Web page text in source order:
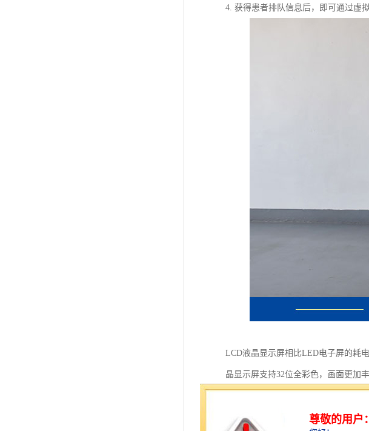
4. 获得患者排队信息后，即可通过虚
LCD液晶显示屏相比LED电子屏的耗
晶显示屏支持32位全彩色，画面更加
屏支持文字、图片、视频等多种媒
户内信息显示，已成为今后发展的趋